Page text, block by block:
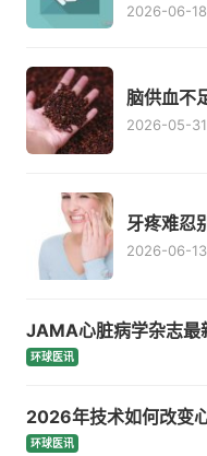
2026-06-
脑供血不
2026-05-
牙疼难忍
2026-06-
JAMA心脏病学杂志最
环球医讯
2026年技术如何改变
环球医讯